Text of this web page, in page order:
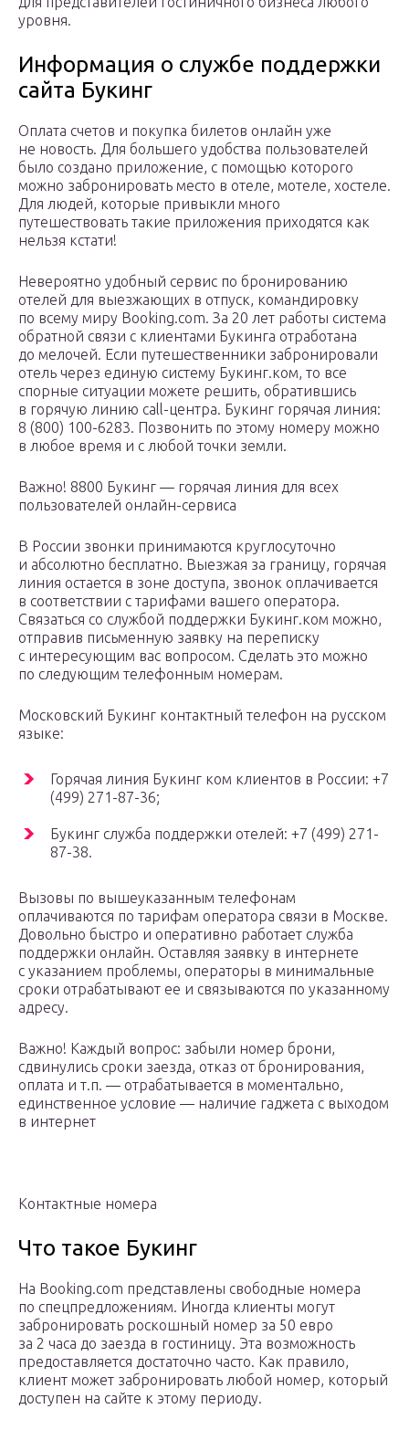
уровня.
Информация о службе поддержки
сайта Букинг
Оплата счетов и покупка билетов онлайн уже
не новость. Для большего удобства пользователей
было создано приложение, с помощью которого
можно забронировать место в отеле, мотеле, хостеле.
Для людей, которые привыкли много
путешествовать такие приложения приходятся как
нельзя кстати!
Невероятно удобный сервис по бронированию
отелей для выезжающих в отпуск, командировку
по всему миру Booking.com. За 20 лет работы система
обратной связи с клиентами Букинга отработана
до мелочей. Если путешественники забронировали
отель через единую систему Букинг.ком, то все
спорные ситуации можете решить, обратившись
в горячую линию call-центра. Букинг горячая линия:
8 (800) 100-6283. Позвонить по этому номеру можно
в любое время и с любой точки земли.
Важно! 8800 Букинг — горячая линия для всех
пользователей онлайн-сервиса
В России звонки принимаются круглосуточно
и абсолютно бесплатно. Выезжая за границу, горячая
линия остается в зоне доступа, звонок оплачивается
в соответствии с тарифами вашего оператора.
Связаться со службой поддержки Букинг.ком можно,
отправив письменную заявку на переписку
с интересующим вас вопросом. Сделать это можно
по следующим телефонным номерам.
Московский Букинг контактный телефон на русском
языке:
Горячая линия Букинг ком клиентов в России: +7
(499) 271-87-36;
Букинг служба поддержки отелей: +7 (499) 271-
87-38.
Вызовы по вышеуказанным телефонам
оплачиваются по тарифам оператора связи в Москве.
Довольно быстро и оперативно работает служба
поддержки онлайн. Оставляя заявку в интернете
с указанием проблемы, операторы в минимальные
сроки отрабатывают ее и связываются по указанному
адресу.
Важно! Каждый вопрос: забыли номер брони,
сдвинулись сроки заезда, отказ от бронирования,
оплата и т.п. — отрабатывается в моментально,
единственное условие — наличие гаджета с выходом
в интернет
Контактные номера
Что такое Букинг
На Booking.com представлены свободные номера
по спецпредложениям. Иногда клиенты могут
забронировать роскошный номер за 50 евро
за 2 часа до заезда в гостиницу. Эта возможность
предоставляется достаточно часто. Как правило,
клиент может забронировать любой номер, который
доступен на сайте к этому периоду.